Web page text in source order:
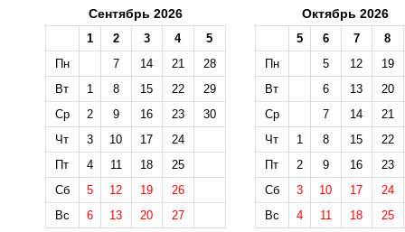
Сентябрь 2026
1 2 3 4
5
Пн
7 14 21
28
Вт
1 8 15 22
29
Ср
2 9 16 23
30
Чт
3 10 17
24
Пт
4 11 18
25
Сб
5 12 19
26
Вс
6 13 20 27
Октябрь 2026
5 6 7
8
Пн
5 12
19
Вт
6 13
20
Ср
7 14
21
Чт
1 8 15
22
Пт
2 9 16
23
Сб
3 10 17
24
Вс
4 11 18 25